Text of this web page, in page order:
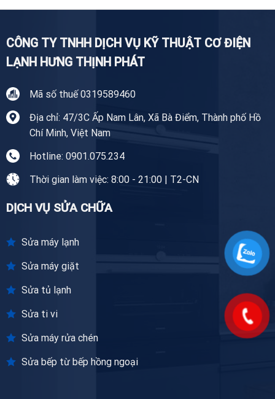
Giang
CÔNG TY TNHH DỊCH VỤ KỸ THUẬT CƠ ĐIỆN
LẠNH HƯNG THỊNH PHÁT
Mã số thuế 0319589460
Địa chỉ: 47/3C Ấp Nam Lân, Xã Bà Điểm, Thành phố Hồ
Chí Minh, Việt Nam
Hotline: 0901.075.234
Thời gian làm việc: 8:00 - 21:00 | T2-CN
DỊCH VỤ SỬA CHỮA
Sửa máy lạnh
Sửa máy giặt
Sửa tủ lạnh
Sửa ti vi
Sửa máy rửa chén
Sửa bếp từ bếp hồng ngoại